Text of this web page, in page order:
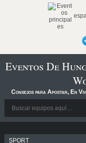
Eventos De
Consejos para Apostar, En